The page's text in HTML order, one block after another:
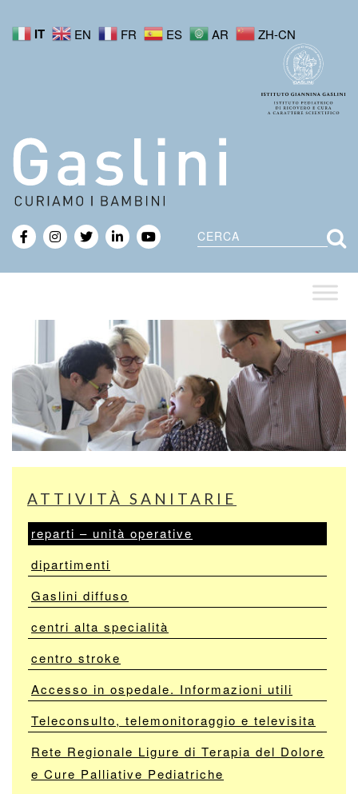
IT EN FR ES AR ZH-CN
Cerca
ATTIVITÀ SANITARIE
reparti – unità operative
dipartimenti
Gaslini diffuso
centri alta specialità
centro stroke
Accesso in ospedale. Informazioni utili
Teleconsulto, telemonitoraggio e televisita
Rete Regionale Ligure di Terapia del Dolore
e Cure Palliative Pediatriche